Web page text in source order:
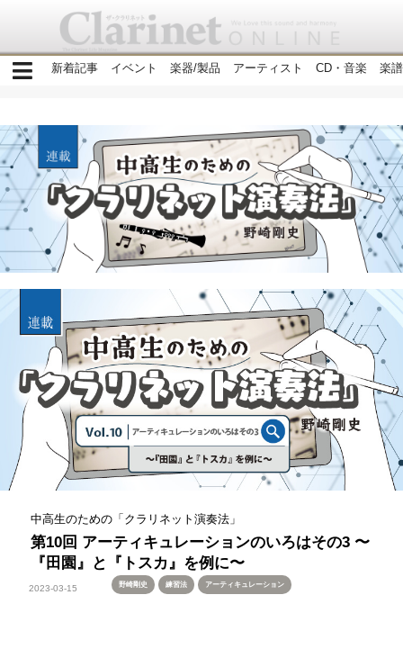
新着記事 イベント 楽器/製品 アーティスト CD・音楽 楽
中高生のための「クラリネット演奏法」
第10回 アーティキュレーションのいろはその3 〜
『田園』と『トスカ』を例に〜
2023-03-15 野崎剛史 練習法 アーティキュレーション